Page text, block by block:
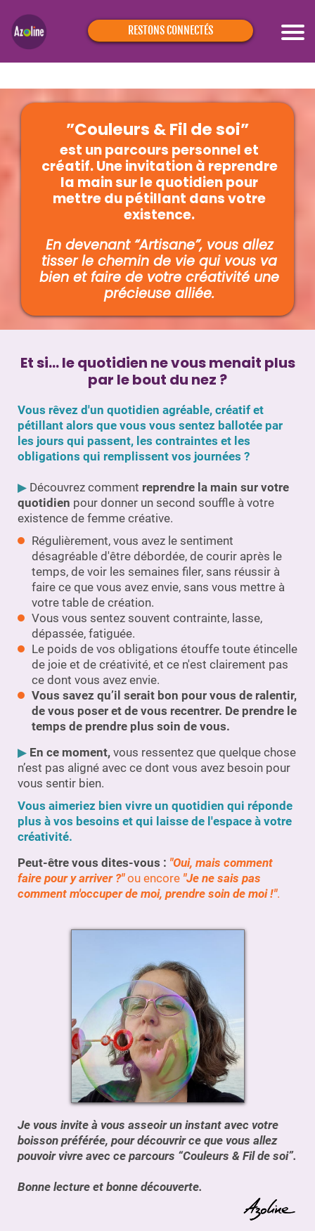
RESTONS CONNECTÉS
”Couleurs & Fil de soi”
est un parcours personnel et
créatif. Une invitation à reprendre
la main sur le quotidien pour
mettre du pétillant dans votre
existence.
En devenant “Artisane”, vous allez
tisser le chemin de vie qui vous va
bien et faire de votre créativité une
précieuse alliée.
Et si... le quotidien ne vous menait plus
par le bout du nez ?
Vous rêvez d'un quotidien agréable, créatif et
pétillant alors que vous vous sentez ballotée par
les jours qui passent, les contraintes et les
obligations qui remplissent vos journées ?
▶︎ Découvrez comment reprendre la main sur votre
quotidien pour donner un second souffle à votre
existence de femme créative.
Régulièrement, vous avez le sentiment
désagréable d'être débordée, de courir après le
temps, de voir les semaines filer, sans réussir à
faire ce que vous avez envie, sans vous mettre à
votre table de création.
Vous vous sentez souvent contrainte, lasse,
dépassée, fatiguée.
Le poids de vos obligations étouffe toute étincelle
de joie et de créativité, et ce n'est clairement pas
ce dont vous avez envie.
Vous savez qu’il serait bon pour vous de ralentir,
de vous poser et de vous recentrer. De prendre le
temps de prendre plus soin de vous.
▶︎ En ce moment, vous ressentez que quelque chose
n’est pas aligné avec ce dont vous avez besoin pour
vous sentir bien.
Vous aimeriez bien vivre un quotidien qui réponde
plus à vos besoins et qui laisse de l'espace à votre
créativité.
Peut-être vous dites-vous : "Oui, mais comment
faire pour y arriver ?"ou encore "Je ne sais pas
comment m'occuper de moi, prendre soin de moi !".
Je vous invite à vous asseoir un instant avec votre
boisson préférée, pour découvrir ce que vous allez
pouvoir vivre avec ce parcours “Couleurs & Fil de soi”.
Bonne lecture et bonne découverte.